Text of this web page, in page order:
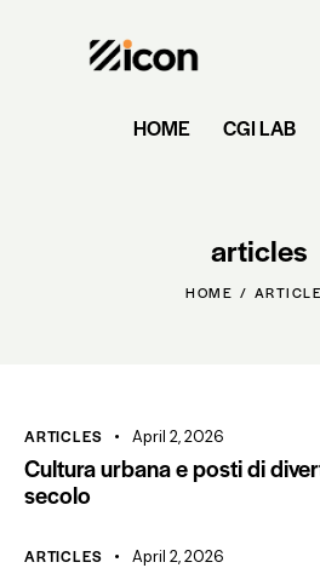
HOME CGI LAB
articles
HOME
ARTICLES April 2, 2026
Cultura urbana e posti di
secolo
ARTICLES April 2, 2026